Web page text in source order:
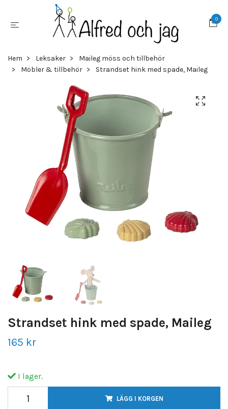
0
Hem Leksaker
Maileg möss och tillbehör
Möbler & tillbehör
Strandset hink med spade, Maileg
Strandset hink med spade, Maileg
165 kr
I lager.
LÄGG I KORGEN